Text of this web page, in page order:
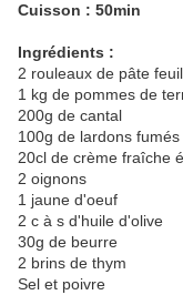
Cuisson : 50min
Ingrédients :
2 rouleaux de pâte
1 kg de pommes de
200g de cantal
100g de lardons fumés
20cl de crème fraîche
2 oignons
1 jaune d'oeuf
2 c à s d'huile d'olive
30g de beurre
2 brins de thym
Sel et poivre